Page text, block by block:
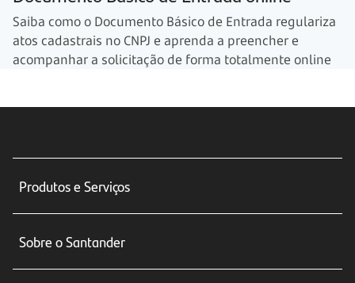
Saiba como o Documento Básico de Entrada regulariza
atos cadastrais no CNPJ e aprenda a preencher e
acompanhar a solicitação de forma totalmente online
Produtos e Serviços
Sobre o Santander